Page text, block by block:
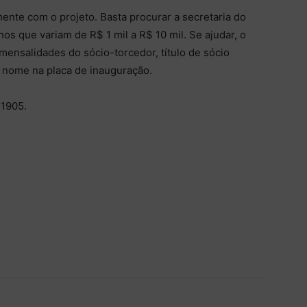
com o projeto. Basta procurar a secretaria do
que variam de R$ 1 mil a R$ 10 mil. Se ajudar, o
do sócio-torcedor, título de sócio
na placa de inauguração.